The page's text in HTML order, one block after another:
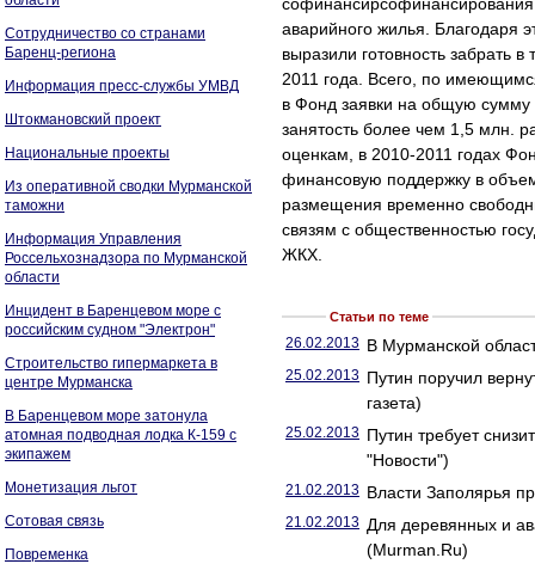
Сотрудничество со странами
Баренц-региона
Информация пресс-службы УМВД
Штокмановский проект
Национальные проекты
Из оперативной сводки Мурманской
таможни
Информация Управления
Россельхознадзора по Мурманской
области
Инцидент в Баренцевом море с
российским судном "Электрон"
Строительство гипермаркета в
центре Мурманска
В Баренцевом море затонула
атомная подводная лодка К-159 с
экипажем
Монетизация льгот
Сотовая связь
Повременка
аварийного жилья. Благодаря
выразили готовность забрать
2011 года. Всего, по
в Фонд заявки на общую сумму
занятость более чем 1,5 млн.
оценкам, в 2010-2011 годах
финансовую поддержку в
размещения временно
связям с общественностью
ЖКХ.
Статьи по теме
26.02.2013 В Мурманской
25.02.2013 Путин поручил
газета)
25.02.2013 Путин требует
"Новости")
21.02.2013 Власти Заполярья
21.02.2013 Для деревянных и
(Murman.Ru)